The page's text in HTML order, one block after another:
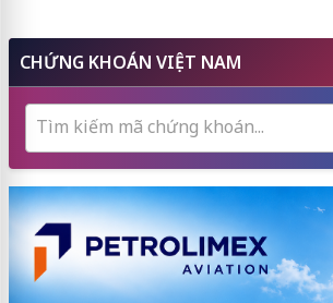
CHỨNG KHOÁN VIỆT NAM
Tìm kiếm mã chứng khoán...